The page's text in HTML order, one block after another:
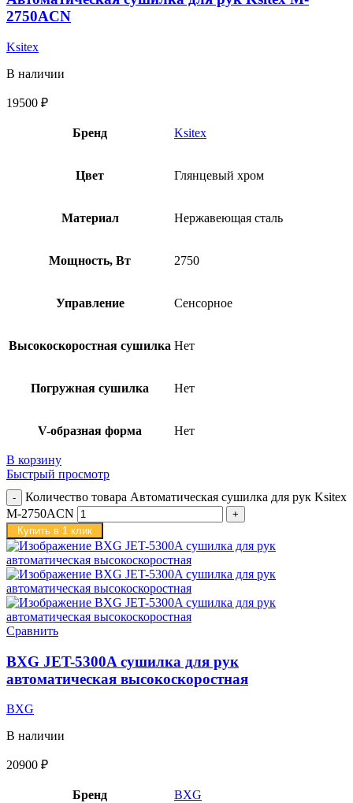
2750ACN
Ksitex
В наличии
19500 ₽
Бренд Ksitex
Цвет Глянцевый хром
Материал Нержавеющая сталь
Мощность, Вт 2750
Управление Сенсорное
Высокоскоростная сушилка Нет
Погружная сушилка Нет
V-образная форма Нет
В корзину
Быстрый просмотр
Количество товара Автоматическая сушилка для рук Ksitex
M-2750ACN
Купить в 1 клик
Сравнить
BXG JET-5300A сушилка для рук
автоматическая высокоскоростная
BXG
В наличии
20900 ₽
Бренд BXG